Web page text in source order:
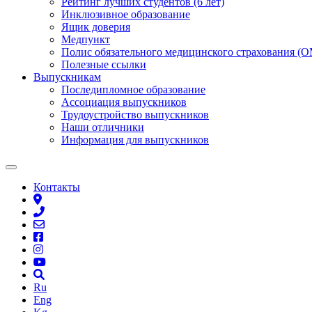
Инклюзивное образование
Ящик доверия
Медпункт
Полис обязательного медицинского страхования
Полезные ссылки
Выпускникам
Последипломное образование
Ассоциация выпускников
Трудоустройство выпускников
Наши отличники
Информация для выпускников
Контакты
Ru
Eng